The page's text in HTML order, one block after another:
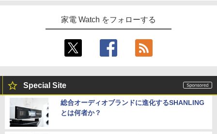
家電 Watch をフォローする
Special Site
総合オーディオブランドに進化するSHANLING
とは何者か？